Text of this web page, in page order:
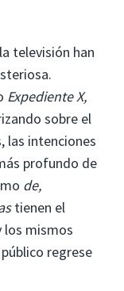
televisión han
Expediente X,
sobre el
las intenciones
profundo de
de,
tienen el
los mismos
regrese